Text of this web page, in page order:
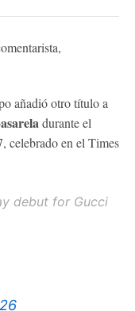
añadió otro título a
durante el
celebrado en el Times
debut for Gucci